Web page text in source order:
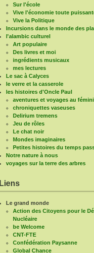
Sur l'école
Vive l'économie toute
Vive la Politique
Incursions dans le monde des
l'alambic culturel
Art populaire
Des livres et moi
ingrédients musicaux
mes lectures
Le sac à Calyces
le verre et la casserole
les histoires d'Oncle Paul
aventures et voyages au
chroniquettes vaseuses
Delirium tremens
Jeu de rôles
Le chat noir
Mondes imaginaires
Petites histoires du temps
Notre nature à nous
voyages sur la terre des arbres
Liens
Le grand monde
Action des Citoyens pour le
Nucléaire
be Welcome
CNT-FTE
Confédération Paysanne
Global Chance